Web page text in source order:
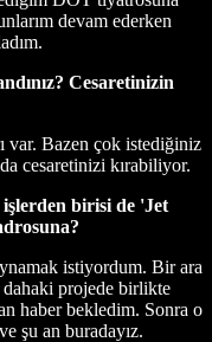
devam ederken
Cesaretinizin
var. Bazen çok istediğiniz
cesaretinizi kırabiliyor.
birisi de 'Jet
istiyordum. Bir ara
projede birlikte
haber bekledim. Sonra o
şu an buradayız.